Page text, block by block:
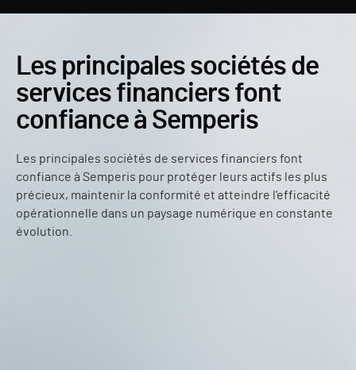
Les principales sociétés de
services financiers font
confiance à Semperis
Les principales sociétés de services financiers font
confiance à Semperis pour protéger leurs actifs les plus
précieux, maintenir la conformité et atteindre l'efficacité
opérationnelle dans un paysage numérique en constante
évolution.